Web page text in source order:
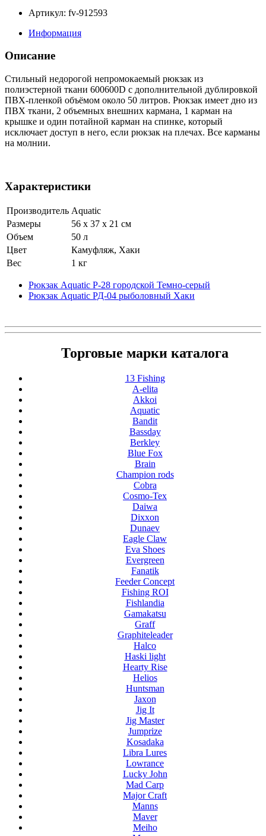
Артикул: fv-912593
Информация
Описание
Стильный недорогой непромокаемый рюкзак из
полиэстерной ткани 600600D с дополнительной дублировкой
ПВХ-пленкой объёмом около 50 литров. Рюкзак имеет дно из
ПВХ ткани, 2 объемных внешних кармана, 1 карман на
крышке и один потайной карман на спинке, который
исключает доступ в него, если рюкзак на плечах. Все карманы
на молнии.
Характеристики
Производитель Aquatic
Размеры
56 x 37 x 21 см
Объем
50 л
Цвет
Камуфляж, Хаки
Вес
1 кг
Рюкзак Aquatic Р-28 городской Темно-серый
Рюкзак Aquatic РД-04 рыболовный Хаки
Торговые марки каталога
13 Fishing
A-elita
Akkoi
Aquatic
Bandit
Bassday
Berkley
Blue Fox
Brain
Champion rods
Cobra
Cosmo-Tex
Daiwa
Dixxon
Dunaev
Eagle Claw
Eva Shoes
Evergreen
Fanatik
Feeder Concept
Fishing ROI
Fishlandia
Gamakatsu
Graff
Graphiteleader
Halco
Haski light
Hearty Rise
Helios
Huntsman
Jaxon
Jig It
Jig Master
Jumprize
Kosadaka
Libra Lures
Lowrance
Lucky John
Mad Carp
Major Craft
Manns
Maver
Meiho